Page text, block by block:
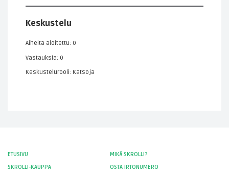
Keskustelu
Aiheita aloitettu: 0
Vastauksia: 0
Keskustelurooli: Katsoja
ETUSIVU
MIKÄ SKROLLI?
SKROLLI-KAUPPA
OSTA IRTONUMERO